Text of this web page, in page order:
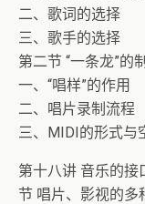
二、歌词的选择
三、歌手的选择
第二节 “一条龙”的
一、“唱样”的作用
二、唱片录制流程
三、MIDI的形式与
第十八讲 音乐的
节 唱片、影视的多